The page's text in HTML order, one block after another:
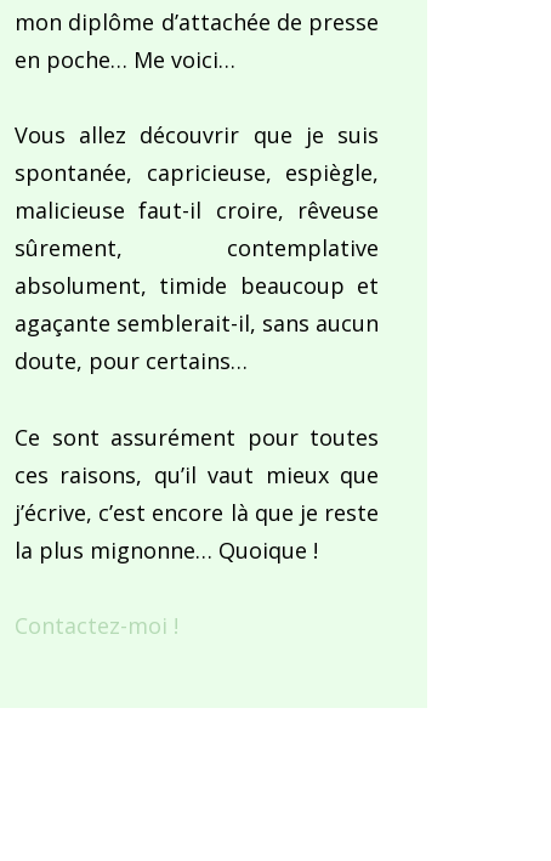
mon diplôme d’attachée de presse
en poche… Me voici…
Vous allez découvrir que je suis
spontanée, capricieuse, espiègle,
malicieuse faut-il croire, rêveuse
sûrement, contemplative
absolument, timide beaucoup et
agaçante semblerait-il, sans aucun
doute, pour certains…
Ce sont assurément pour toutes
ces raisons, qu’il vaut mieux que
j’écrive, c’est encore là que je reste
la plus mignonne… Quoique !
Contactez-moi !